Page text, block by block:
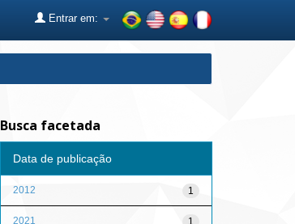
Entrar em:
Busca facetada
Data de publicação
1
2012
1
2021